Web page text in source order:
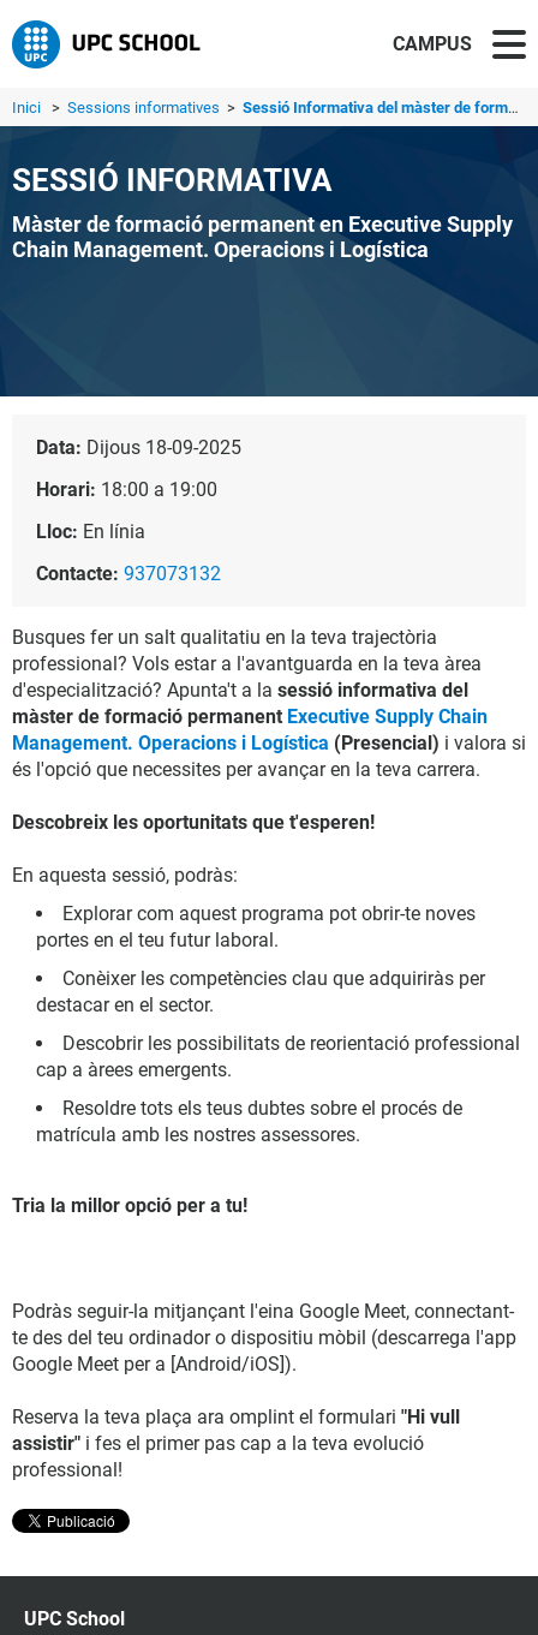
CAMPUS
Inici > Sessions informatives > Sessió Informativa del màster de formació permanent en Ex...
SESSIÓ INFORMATIVA
Màster de formació permanent en Executive Supply
Chain Management. Operacions i Logística
Data: Dijous 18-09-2025
Horari: 18:00 a 19:00
Lloc: En línia
Contacte: 937073132
Busques fer un salt qualitatiu en la teva trajectòria
professional? Vols estar a l'avantguarda en la teva àrea
d'especialització? Apunta't a la sessió informativa del
màster de formació permanent Executive Supply Chain
Management. Operacions i Logística (Presencial) i valora si
és l'opció que necessites per avançar en la teva carrera.
Descobreix les oportunitats que t'esperen!
En aquesta sessió, podràs:
Explorar com aquest programa pot obrir-te noves
portes en el teu futur laboral.
Conèixer les competències clau que adquiriràs per
destacar en el sector.
Descobrir les possibilitats de reorientació professional
cap a àrees emergents.
Resoldre tots els teus dubtes sobre el procés de
matrícula amb les nostres assessores.
Tria la millor opció per a tu!
Podràs seguir-la mitjançant l'eina Google Meet, connectant-
te des del teu ordinador o dispositiu mòbil (descarrega l'app
Google Meet per a [Android/iOS]).
Reserva la teva plaça ara omplint el formulari "Hi vull
assistir" i fes el primer pas cap a la teva evolució
professional!
UPC School